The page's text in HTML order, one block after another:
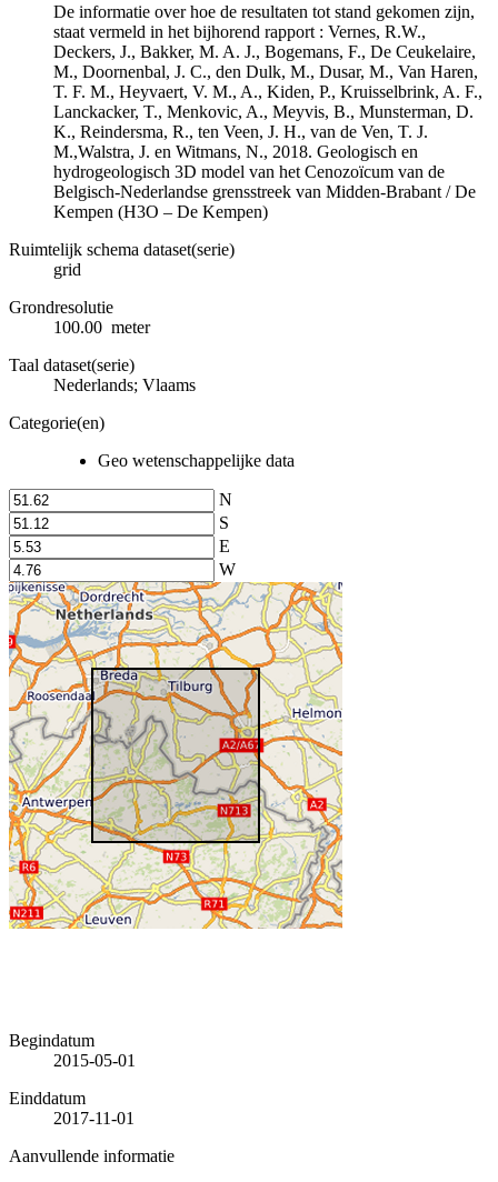
De informatie over hoe de resultaten tot stand gekomen zijn,
staat vermeld in het bijhorend rapport : Vernes, R.W.,
Deckers, J., Bakker, M. A. J., Bogemans, F., De Ceukelaire,
M., Doornenbal, J. C., den Dulk, M., Dusar, M., Van Haren,
T. F. M., Heyvaert, V. M., A., Kiden, P., Kruisselbrink, A. F.,
Lanckacker, T., Menkovic, A., Meyvis, B., Munsterman, D.
K., Reindersma, R., ten Veen, J. H., van de Ven, T. J.
M.,Walstra, J. en Witmans, N., 2018. Geologisch en
hydrogeologisch 3D model van het Cenozoïcum van de
Belgisch-Nederlandse grensstreek van Midden-Brabant / De
Kempen (H3O – De Kempen)
Ruimtelijk schema dataset(serie)
grid
Grondresolutie
100.00 meter
Taal dataset(serie)
Nederlands; Vlaams
Categorie(en)
Geo wetenschappelijke data
N
S
E
W
Begindatum
2015-05-01
Einddatum
2017-11-01
Aanvullende informatie